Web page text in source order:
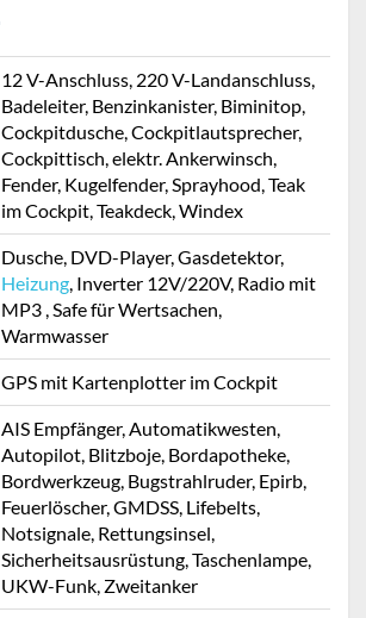
12 V-Anschluss, 220 V-Landanschluss,
Badeleiter, Benzinkanister, Biminitop,
Cockpitdusche, Cockpitlautsprecher,
Cockpittisch, elektr. Ankerwinsch,
Fender, Kugelfender, Sprayhood, Teak
im Cockpit, Teakdeck, Windex
Dusche, DVD-Player, Gasdetektor,
Heizung, Inverter 12V/220V, Radio mit
MP3 , Safe für Wertsachen,
Warmwasser
GPS mit Kartenplotter im Cockpit
AIS Empfänger, Automatikwesten,
Autopilot, Blitzboje, Bordapotheke,
Bordwerkzeug, Bugstrahlruder, Epirb,
Feuerlöscher, GMDSS, Lifebelts,
Notsignale, Rettungsinsel,
Sicherheitsausrüstung, Taschenlampe,
UKW-Funk, Zweitanker